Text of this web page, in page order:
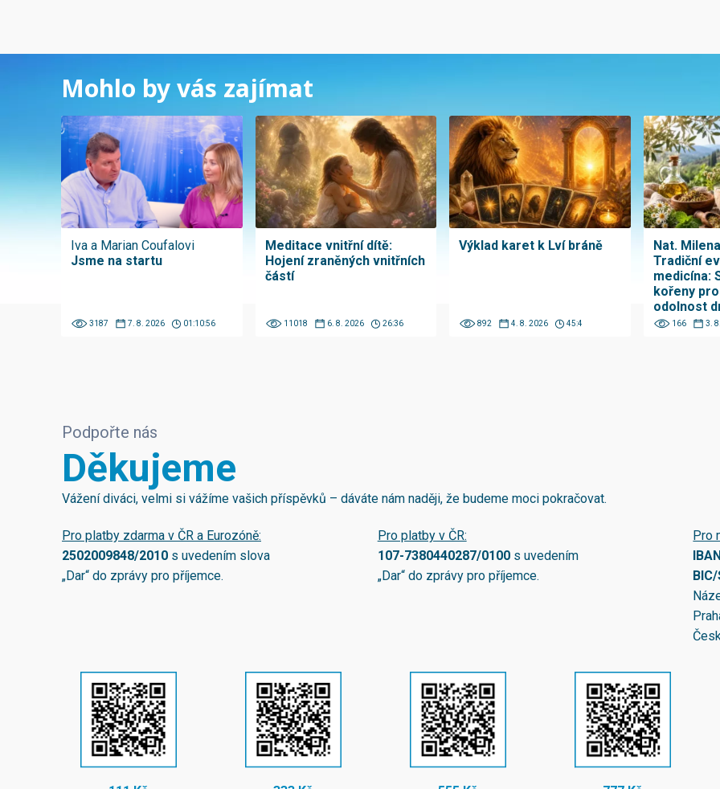
Mohlo by vás zajímat
Iva a Marian Coufalovi
Jsme na startu
3187 7. 8. 2026 01:10:56
Meditace vnitřní dítě:
Hojení zraněných vnitřních
částí
11018 6. 8. 2026 26:36
Výklad karet k Lví bráně
892 4. 8. 2026 45:4
Nat.
Tradiční
medicína:
kořeny
odolnost
166 3.
Podpořte nás
Děkujeme
Vážení diváci, velmi si vážíme vašich příspěvků – dáváte nám naději, že budeme moci pokračovat.
Pro platby zdarma v ČR a Eurozóně:
2502009848/2010 s uvedením slova
„Dar“ do zprávy pro příjemce.
Pro platby v ČR:
107-7380440287/0100s uvedením
„Dar“ do zprávy pro příjemce.
Pro